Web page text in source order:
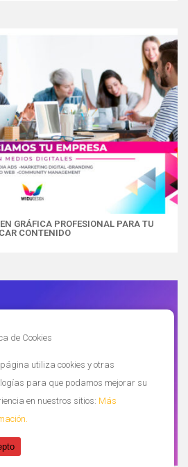
GRÁFICA PROFESIONAL PARA TU
CONTENIDO
de Cookies
utiliza cookies y otras
para que podamos mejorar su
en nuestros sitios: Más